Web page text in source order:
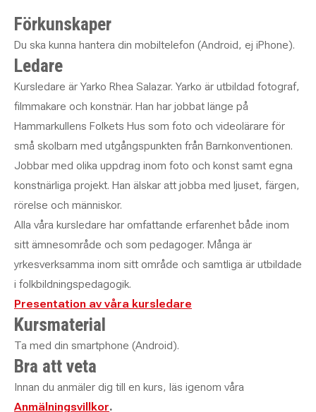
Förkunskaper
Du ska kunna hantera din mobiltelefon (Android, ej iPhone).
Ledare
Kursledare är Yarko Rhea Salazar. Yarko är utbildad fotograf,
filmmakare och konstnär. Han har jobbat länge på
Hammarkullens Folkets Hus som foto och videolärare för
små skolbarn med utgångspunkten från Barnkonventionen.
Jobbar med olika uppdrag inom foto och konst samt egna
konstnärliga projekt. Han älskar att jobba med ljuset, färgen,
rörelse och människor.
Alla våra kursledare har omfattande erfarenhet både inom
sitt ämnesområde och som pedagoger. Många är
yrkesverksamma inom sitt område och samtliga är utbildade
i folkbildningspedagogik.
Presentation av våra kursledare
Kursmaterial
Ta med din smartphone (Android).
Bra att veta
Innan du anmäler dig till en kurs, läs igenom våra
Anmälningsvillkor.